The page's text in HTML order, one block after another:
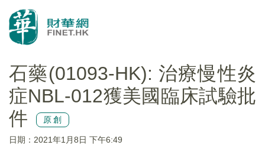
石藥(01093-HK): 治療慢性炎
症NBL-012獲美國臨床試驗批
件
原創
日期：2021年1月8日 下午6:49